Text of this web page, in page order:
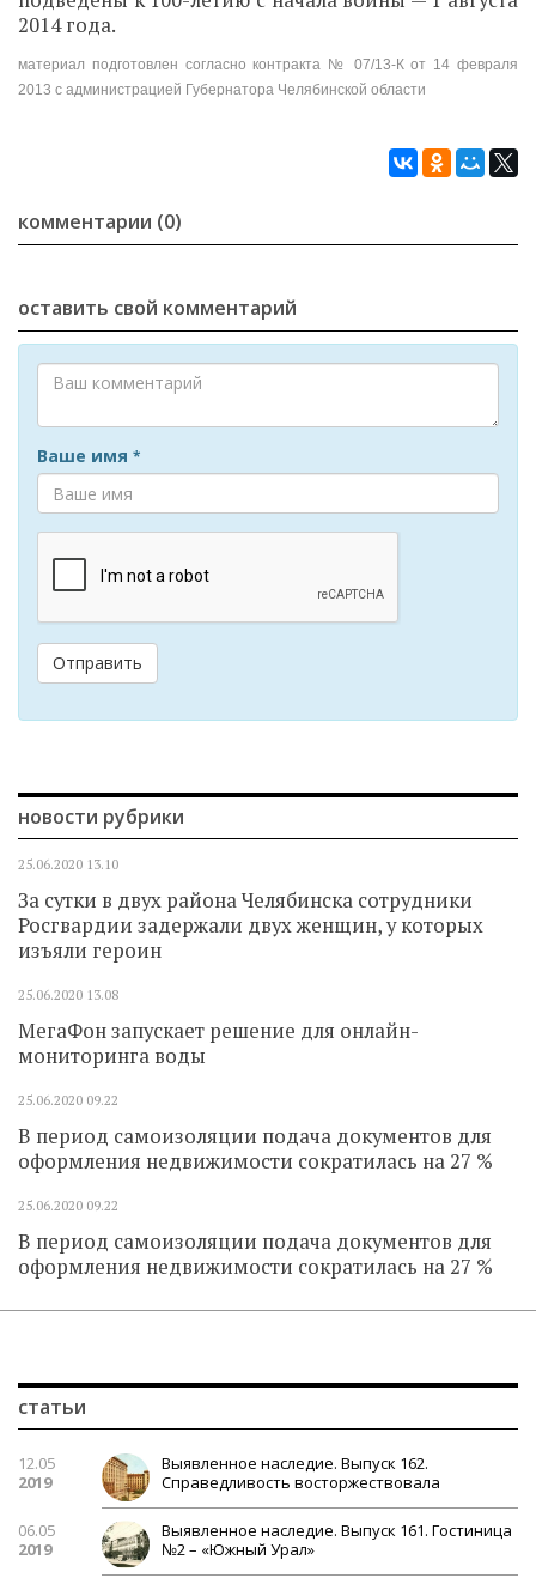
2014 года.
материал подготовлен согласно контракта № 07/13-К от 14 февраля
2013 с администрацией Губернатора Челябинской области
комментарии (0)
оставить свой комментарий
Ваше имя *
Отправить
новости рубрики
25.06.2020 13.10
За сутки в двух района Челябинска сотрудники
Росгвардии задержали двух женщин, у которых
изъяли героин
25.06.2020 13.08
МегаФон запускает решение для онлайн-
мониторинга воды
25.06.2020 09.22
В период самоизоляции подача документов для
оформления недвижимости сократилась на 27 %
25.06.2020 09.22
В период самоизоляции подача документов для
оформления недвижимости сократилась на 27 %
статьи
12.05
2019
Выявленное наследие. Выпуск 162.
Справедливость восторжествовала
06.05
2019
Выявленное наследие. Выпуск 161. Гостиница
№2 – «Южный Урал»